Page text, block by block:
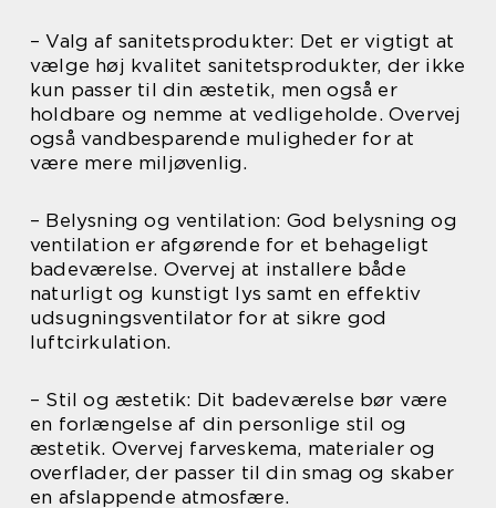
– Valg af sanitetsprodukter: Det er vigtigt at
vælge høj kvalitet sanitetsprodukter, der ikke
kun passer til din æstetik, men også er
holdbare og nemme at vedligeholde. Overvej
også vandbesparende muligheder for at
være mere miljøvenlig.
– Belysning og ventilation: God belysning og
ventilation er afgørende for et behageligt
badeværelse. Overvej at installere både
naturligt og kunstigt lys samt en effektiv
udsugningsventilator for at sikre god
luftcirkulation.
– Stil og æstetik: Dit badeværelse bør være
en forlængelse af din personlige stil og
æstetik. Overvej farveskema, materialer og
overflader, der passer til din smag og skaber
en afslappende atmosfære.